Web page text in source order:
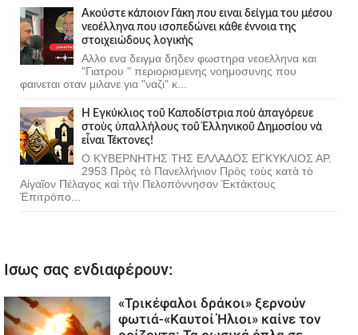
Ακούστε κάποιον Γάκη που ειναι δείγμα του μέσου
νεοέλληνα που ισοπεδώνει κάθε έννοια της
στοιχειώδους λογικής
Αλλο ενα δειγμα δηδεν φωστηρα νεοελληνα και
"Γιατρου " περιορισμενης νοημοσυνης που
φαινεται οταν μιλανε για "ναζι" κ...
Ἡ Ἐγκύκλιος τοῦ Καποδίστρια ποὺ ἀπαγόρευε
στοὺς ὑπαλλήλους τοῦ Ἑλληνικοῦ Δημοσίου νὰ
εἶναι Τέκτονες!
Ο ΚΥΒΕΡΝΗΤΗΣ ΤΗΣ ΕΛΛΑΔΟΣ ΕΓΚΥΚΛΙΟΣ ΑΡ.
2953 Πρὸς τὸ Πανελλήνιον Πρὸς τοὺς κατὰ τὸ
Αἰγαῖον Πέλαγος καὶ τὴν Πελοπόννησον Ἐκτάκτους
Ἐπιτρόπο...